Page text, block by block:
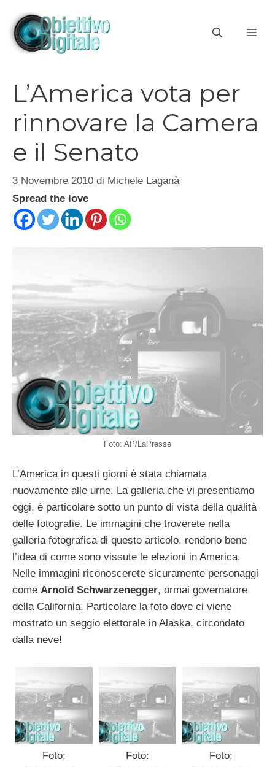
contenuto
L’America vota per
rinnovare la Camera
e il Senato
3 Novembre 2010 di Michele Laganà
Spread the love
Foto: AP/LaPresse
L’America in questi giorni è stata chiamata
nuovamente alle urne. La galleria che vi presentiamo
oggi, è particolare sotto un punto di vista della qualità
delle fotografie. Le immagini che troverete nella
galleria fotografica di questo articolo, rendono bene
l’idea di come sono vissute le elezioni in America.
Nelle immagini riconoscerete sicuramente personaggi
come Arnold Schwarzenegger, ormai governatore
della California. Particolare la foto dove ci viene
mostrato un seggio elettorale in Alaska, circondato
dalla neve!
Foto:
Foto:
Foto: